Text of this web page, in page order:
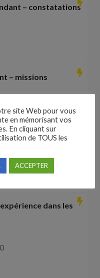
– constatations
– missions
dans les
site Web pour vous
en mémorisant vos
En cliquant sur
de TOUS les
ACCEPTER